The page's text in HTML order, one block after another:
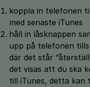
koppla in telefonen
med senaste iTunes
håll in låsknappen
upp på telefonen
där det står
det visas att du ska
till iTunes, detta kan